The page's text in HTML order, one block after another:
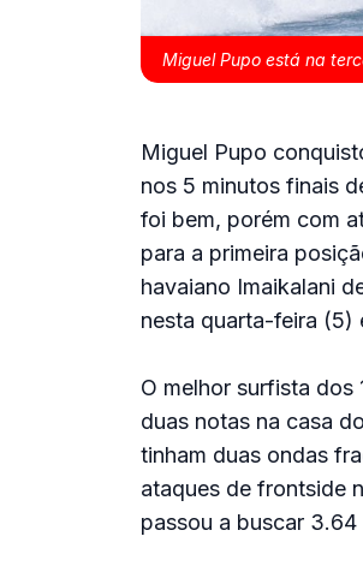
Miguel Pupo está na
Miguel Pupo
nos 5 minutos finais
foi bem, porém com
para a primeira
havaiano Imaikalani
nesta quarta-feira (5)
O melhor surfista dos
duas notas na casa
tinham duas ondas
ataques de frontside
passou a buscar